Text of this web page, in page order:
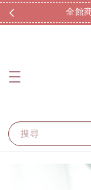
全館
搜尋